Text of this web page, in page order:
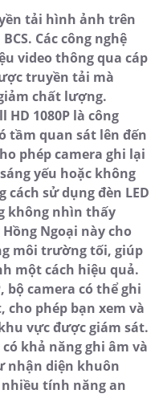
tải hình ảnh trên
Các công nghệ
video thông qua cáp
truyền tải mà
chất lượng.
1080P là công
tầm quan sát lên đến
phép camera ghi lại
yếu hoặc không
cách sử dụng đèn LED
không nhìn thấy
Ngoại này cho
môi trường tối, giúp
một cách hiệu quả.
bộ camera có thể ghi
phép bạn xem và
vực được giám sát.
có khả năng ghi âm và
nhận diện khuôn
tính năng an